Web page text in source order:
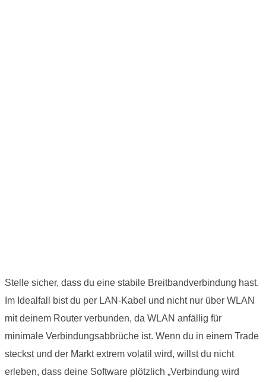
Stelle sicher, dass du eine stabile Breitbandverbindung hast.
Im Idealfall bist du per LAN-Kabel und nicht nur über WLAN
mit deinem Router verbunden, da WLAN anfällig für
minimale Verbindungsabbrüche ist. Wenn du in einem Trade
steckst und der Markt extrem volatil wird, willst du nicht
erleben, dass deine Software plötzlich „Verbindung wird